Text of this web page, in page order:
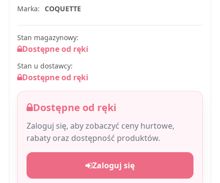
Marka: COQUETTE
Stan magazynowy:
Dostępne od ręki
Stan u dostawcy:
Dostępne od ręki
Dostępne od ręki
Zaloguj się, aby zobaczyć ceny hurtowe,
rabaty oraz dostępność produktów.
Zaloguj się